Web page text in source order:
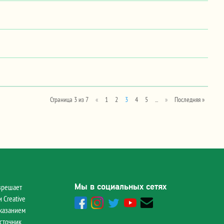
Страница 3 из 7 « 1 2 3 4 5 ... » Последняя »
Creative
Мы в социальных сетях